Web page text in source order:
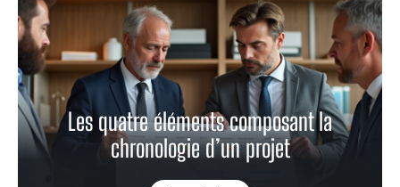
Les quatre éléments composant la
chronologie d’un projet